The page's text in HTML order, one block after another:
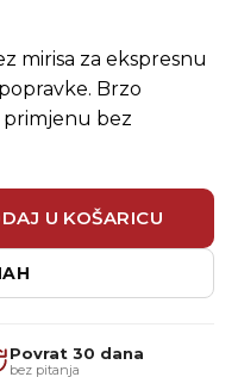
mirisa za ekspresnu
Brzo
primjenu bez
količina
U KOŠARICU
Povrat 30 dana
bez pitanja